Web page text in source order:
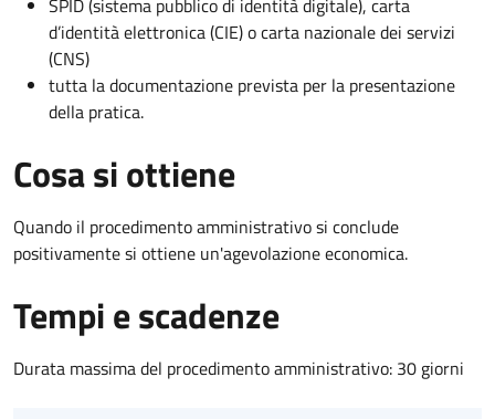
d’identità elettronica (CIE) o carta nazionale dei servizi
(CNS)
tutta la documentazione prevista per la presentazione
della pratica.
Cosa si ottiene
Quando il procedimento amministrativo si conclude
positivamente si ottiene un'agevolazione economica.
Tempi e scadenze
Durata massima del procedimento amministrativo: 30 giorni